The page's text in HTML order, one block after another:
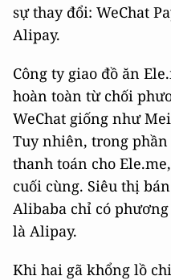
sự thay đổi: WeChat
Alipay.
Công ty giao đồ ăn
hoàn toàn từ chối
WeChat giống như
Tuy nhiên, trong
thanh toán cho
cuối cùng. Siêu thị
Alibaba chỉ có
là Alipay.
Khi hai gã khổng lồ